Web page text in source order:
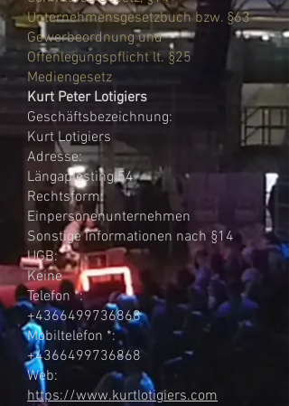
Unternehmensgesetzbuch bzw. §63
Gewerbeordnung und
Offenlegungspflicht lt. §25
Mediengesetz
Kurt Peter Lotigiers
Geschäftsbezeichnung:
Kurt Lotigiers
Adresse:
Längapiesting 54
Rechtsform:
Einpersonenunternehmen
Sonstige Informationen nach §14
UGB:
Keine
Telefon *:
+4366499736868
Mobiltelefon *:
+4366499736868
Web:
https://www.kurtlotigiers.com